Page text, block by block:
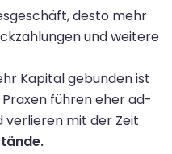
desto mehr
und weitere
Kapital gebunden ist
Praxen führen eher ad-
verlieren mit der Zeit